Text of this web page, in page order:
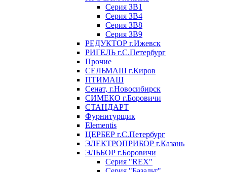
Серия ЗВ1
Серия ЗВ4
Серия ЗВ8
Серия ЗВ9
РЕДУКТОР г.Ижевск
РИГЕЛЬ г.С.Петербург
Прочие
СЕЛЬМАШ г.Киров
ПТИМАШ
Сенат, г.Новосибирск
СИМЕКО г.Боровичи
СТАНДАРТ
Фурнитурщик
Elementis
ЦЕРБЕР г.С.Петербург
ЭЛЕКТРОПРИБОР г.Казань
ЭЛЬБОР г.Боровичи
Серия "REX"